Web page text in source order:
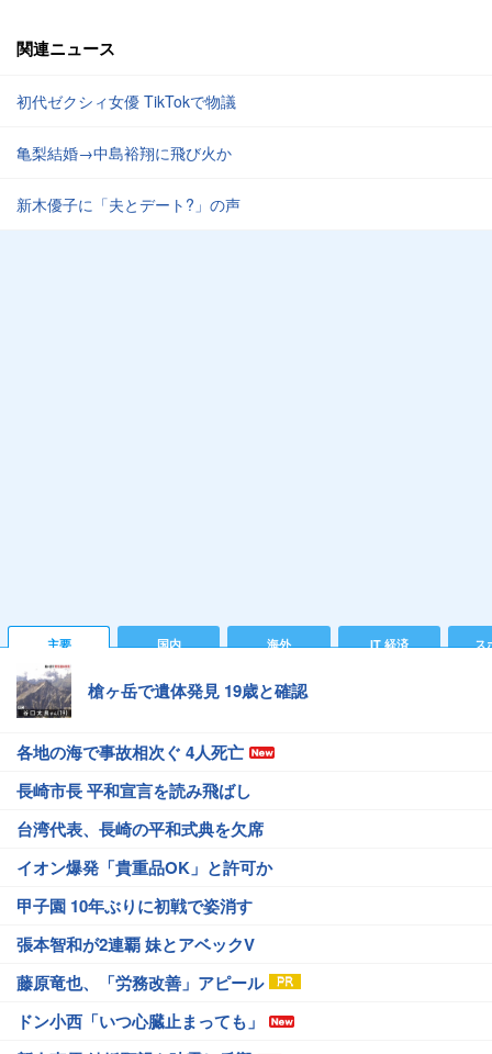
関連ニュース
初代ゼクシィ女優 TikTokで物議
亀梨結婚→中島裕翔に飛び火か
新木優子に「夫とデート?」の声
主要 国内 海外 IT 経済 ス
槍ヶ岳で遺体発見 19歳と確認
各地の海で事故相次ぐ 4人死亡
長崎市長 平和宣言を読み飛ばし
台湾代表、長崎の平和式典を欠席
イオン爆発「貴重品OK」と許可か
甲子園 10年ぶりに初戦で姿消す
張本智和が2連覇 妹とアベックV
藤原竜也、「労務改善」アピール
ドン小西「いつ心臓止まっても」